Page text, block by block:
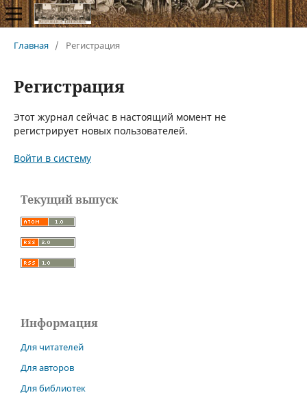
Главная / Регистрация
Регистрация
Этот журнал сейчас в настоящий момент не
регистрирует новых пользователей.
Войти в систему
Текущий выпуск
Информация
Для читателей
Для авторов
Для библиотек